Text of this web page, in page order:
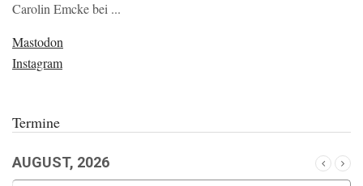
Carolin Emcke bei ...
Mastodon
Instagram
Termine
AUGUST, 2026